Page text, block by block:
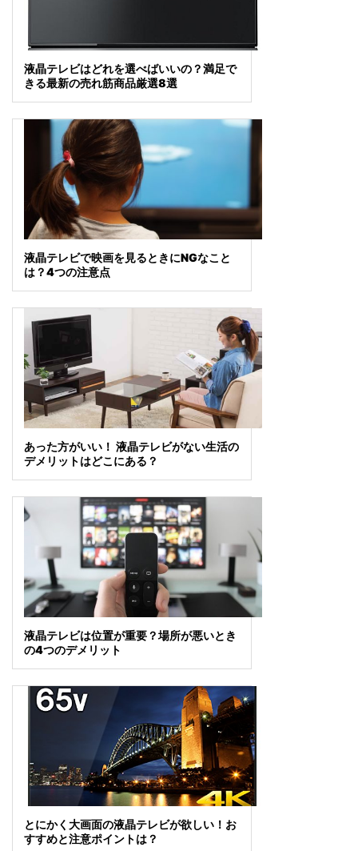
液晶テレビはどれを選べばいいの？満足で
きる最新の売れ筋商品厳選8選
液晶テレビで映画を見るときにNGなこと
は？4つの注意点
あった方がいい！ 液晶テレビがない生活の
デメリットはどこにある？
液晶テレビは位置が重要？場所が悪いとき
の4つのデメリット
とにかく大画面の液晶テレビが欲しい！お
すすめと注意ポイントは？